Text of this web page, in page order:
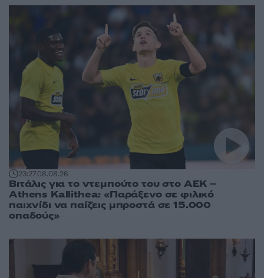
23:2708.08.26
Βιτάλις για το ντεμπούτο του στο ΑΕΚ –
Athens Kallithea: «Παράξενο σε φιλικό
παιχνίδι να παίζεις μπροστά σε 15.000
οπαδούς»